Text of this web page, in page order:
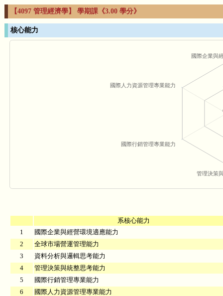
【4097 管理經濟學】 學期課《3.00 學分》
核心能力
國際企業與
管理決策
國際行銷管理專業能力
國際人力資源管理專業能力
系核心能力
1
國際企業與經營環境適應能力
2
全球市場營運管理能力
3
資料分析與邏輯思考能力
4
管理決策與統整思考能力
5
國際行銷管理專業能力
6
國際人力資源管理專業能力